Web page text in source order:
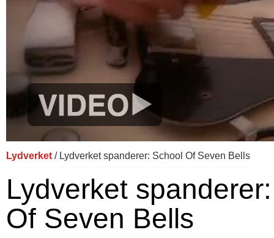
Lydverket / Lydverket spanderer: School Of Seven Bells
Lydverket
Of Seven Bells